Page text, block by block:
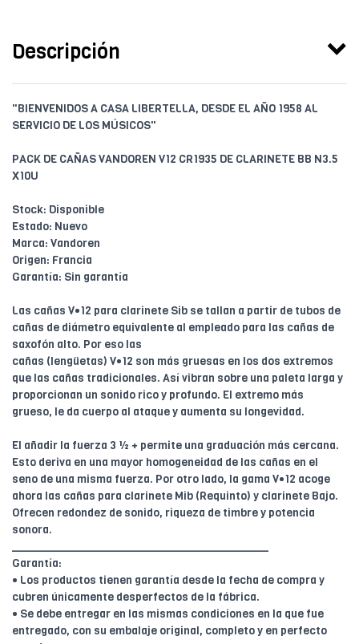
Descripción
"BIENVENIDOS A CASA LIBERTELLA, DESDE EL AÑO 1958 AL
SERVICIO DE LOS MÚSICOS"
PACK DE CAÑAS VANDOREN V12 CR1935 DE CLARINETE BB N3.5
X10U
Stock: Disponible
Estado: Nuevo
Marca: Vandoren
Origen: Francia
Garantía: Sin garantía
Las cañas V•12 para clarinete Sib se tallan a partir de tubos de
cañas de diámetro equivalente al empleado para las cañas de
saxofón alto. Por eso las
cañas (lengüetas) V•12 son más gruesas en los dos extremos
que las cañas tradicionales. Así vibran sobre una paleta larga y
proporcionan un sonido rico y profundo. El extremo más
grueso, le da cuerpo al ataque y aumenta su longevidad.
El añadir la fuerza 3 ½ + permite una graduación más cercana.
Esto deriva en una mayor homogeneidad de las cañas en el
seno de una misma fuerza. Por otro lado, la gama V•12 acoge
ahora las cañas para clarinete Mib (Requinto) y clarinete Bajo.
Ofrecen redondez de sonido, riqueza de timbre y potencia
sonora.
________________________________________
Garantía:
• Los productos tienen garantía desde la fecha de compra y
cubren únicamente desperfectos de la fábrica.
• Se debe entregar en las mismas condiciones en la que fue
entregado, con su embalaje original, completo y en perfecto